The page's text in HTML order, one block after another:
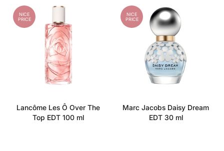
NICE
PRICE
Lancôme Les Ô Over The
Top EDT 100 ml
NICE
PRICE
Marc Jacobs Daisy Dream
EDT 30 ml